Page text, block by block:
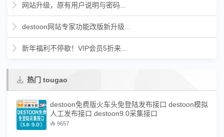
网站升级，原有用户说明与密码...
destoon网站专家功能改版新升级...
新年福利不停歇！VIP会员5折来...
热门 tougao
destoon免费版火车头免登陆发布接口 destoon模拟
人工发布接口 destoon9.0采集接口
9657